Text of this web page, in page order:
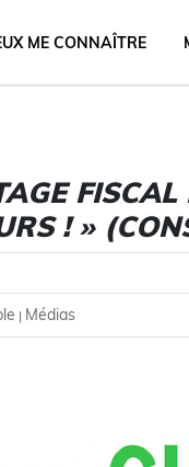
ME CONNAÎTRE
! »
| Médias